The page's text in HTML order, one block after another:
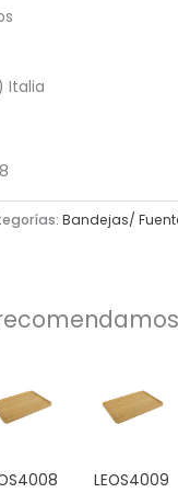
Italia
Bandejas/
LEOS4009